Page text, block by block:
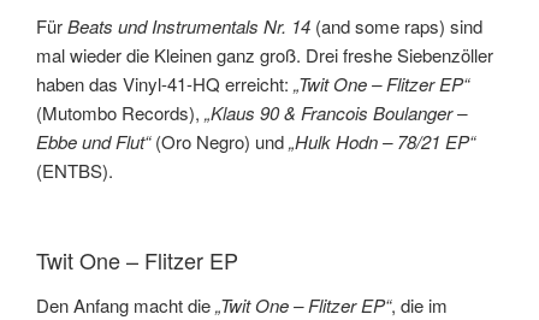
FürBeats und Instrumentals Nr. 14 (and some raps) sind
mal wieder die Kleinen ganz groß. Drei freshe Siebenzöller
haben das Vinyl-41-HQ erreicht: „Twit One – Flitzer EP“
(Mutombo Records), „Klaus 90 & Francois Boulanger –
Ebbe und Flut“(Oro Negro) und„Hulk Hodn – 78/21 EP“
(ENTBS).
Twit One – Flitzer EP
Den Anfang macht die„Twit One – Flitzer EP“, die im